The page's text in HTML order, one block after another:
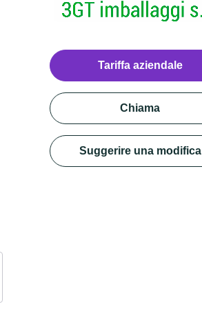
Tariffa aziendale
Chiama
Suggerire una modifica